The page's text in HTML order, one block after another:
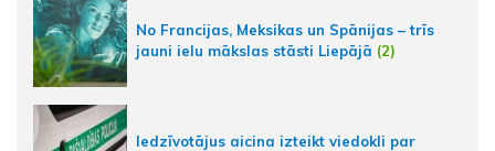
No Francijas, Meksikas un Spānijas – trīs
jauni ielu mākslas stāsti Liepājā (2)
Iedzīvotājus aicina izteikt viedokli par